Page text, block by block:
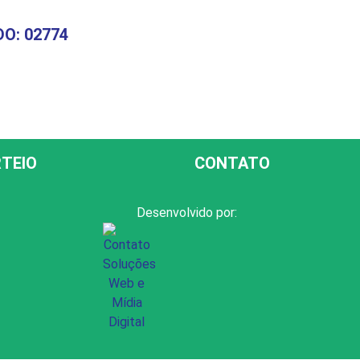
02774
CONTATO
Desenvolvido por: